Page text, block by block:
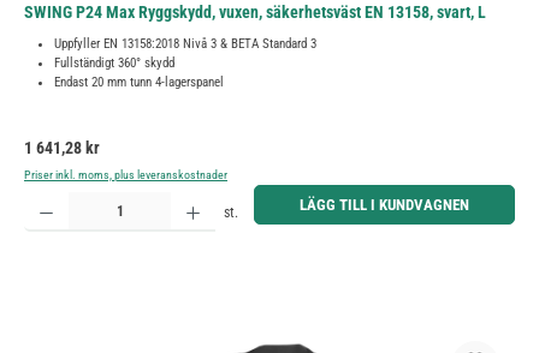
SWING P24 Max Ryggskydd, vuxen, säkerhetsväst EN 13158, svart, L
Uppfyller EN 13158:2018 Nivå 3 & BETA Standard 3
Fullständigt 360° skydd
Endast 20 mm tunn 4-lagerspanel
Ordinarie pris:
1 641,28 kr
Priser inkl. moms, plus leveranskostnader
Produktkvantitet: Ange önskat belopp eller använd knapparna för att öka eller minska kvantiteten.
st. LÄGG TILL I KUNDVAGNEN